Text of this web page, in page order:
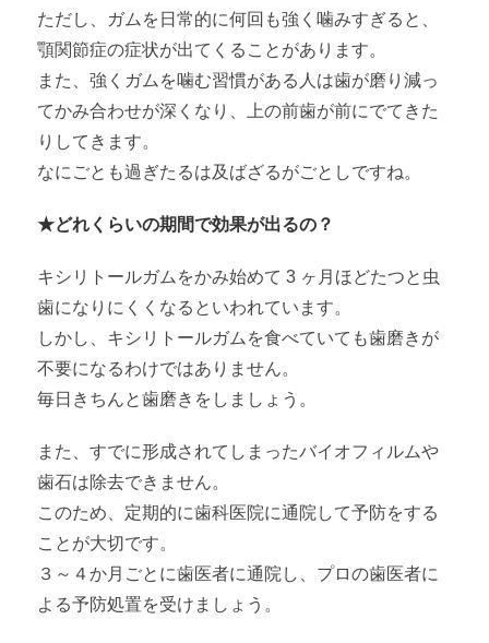
ただし、ガムを日常的に何回も強く噛みすぎると、
顎関節症の症状が出てくることがあります。
また、強くガムを噛む習慣がある人は歯が磨り減っ
てかみ合わせが深くなり、上の前歯が前にでてきた
りしてきます。
なにごとも過ぎたるは及ばざるがごとしですね。
★どれくらいの期間で効果が出るの？
キシリトールガムをかみ始めて 3 ヶ月ほどたつと虫
歯になりにくくなるといわれています。
しかし、キシリトールガムを食べていても歯磨きが
不要になるわけではありません。
毎日きちんと歯磨きをしましょう。
また、すでに形成されてしまったバイオフィルムや
歯石は除去できません。
このため、定期的に歯科医院に通院して予防をする
ことが大切です。
３～４か月ごとに歯医者に通院し、プロの歯医者に
よる予防処置を受けましょう。